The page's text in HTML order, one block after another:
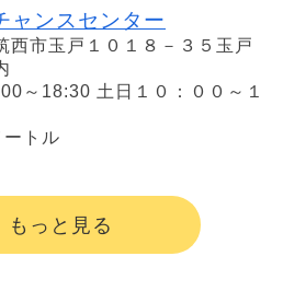
ャンスセンター
西市玉戸１０１８－３５玉戸
～18:30 土日１０：００～１
トル
もっと見る